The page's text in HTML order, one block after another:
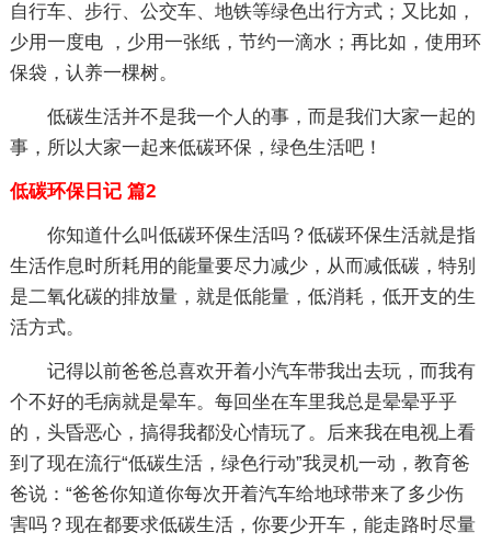
自行车、步行、公交车、地铁等绿色出行方式；又比如，
少用一度电 ，少用一张纸，节约一滴水；再比如，使用环
保袋，认养一棵树。
低碳生活并不是我一个人的事，而是我们大家一起的
事，所以大家一起来低碳环保，绿色生活吧！
低碳环保日记 篇2
你知道什么叫低碳环保生活吗？低碳环保生活就是指
生活作息时所耗用的能量要尽力减少，从而减低碳，特别
是二氧化碳的排放量，就是低能量，低消耗，低开支的生
活方式。
记得以前爸爸总喜欢开着小汽车带我出去玩，而我有
个不好的毛病就是晕车。每回坐在车里我总是晕晕乎乎
的，头昏恶心，搞得我都没心情玩了。后来我在电视上看
到了现在流行“低碳生活，绿色行动”我灵机一动，教育爸
爸说：“爸爸你知道你每次开着汽车给地球带来了多少伤
害吗？现在都要求低碳生活，你要少开车，能走路时尽量